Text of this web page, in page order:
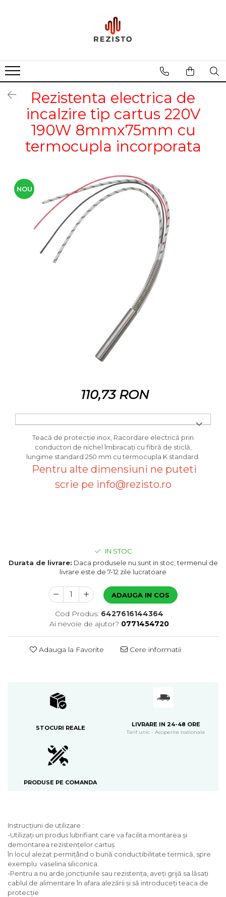
Rezistente cu profil special
Rezistente aero convectie
Rezistente panou solar
Rezistenta electrica de
incalzire tip cartus 220V
190W 8mmx75mm cu
termocupla incorporata
NOU
110,73 RON
Teacă de protecţie inox, Racordare electrică prin
conductori de nichel îmbracaţi cu fibră de sticlă,
lungime standard 250 mm cu termocupla K standard.
Pentru alte dimensiuni ne puteti
scrie pe info@rezisto.ro
IN STOC
Durata de livrare: Daca produsele nu sunt in stoc, termenul de
livrare este de 7-12 zile lucratoare
ADAUGA IN COS
Cod Produs: 6427616144364
Ai nevoie de ajutor? 0771454720
Adauga la Favorite Cere informatii
STOCURI REALE
LIVRARE IN 24-48 ORE
Tarif unic - Acoperire nationala
PRODUSE PE COMANDA
Instrucţiuni de utilizare :
-Utilizaţi un produs lubrifiant care va facilita montarea şi
demontarea rezistenţelor cartuş
în locul alezat permiţând o bună conductibilitate termică, spre
exemplu: vaselina siliconica.
-Pentru a nu arde joncţiunile sau rezistenţa, aveţi grijă sa lăsaţi
cablul de alimentare în afara alezării şi să introduceţi teaca de
protecţie